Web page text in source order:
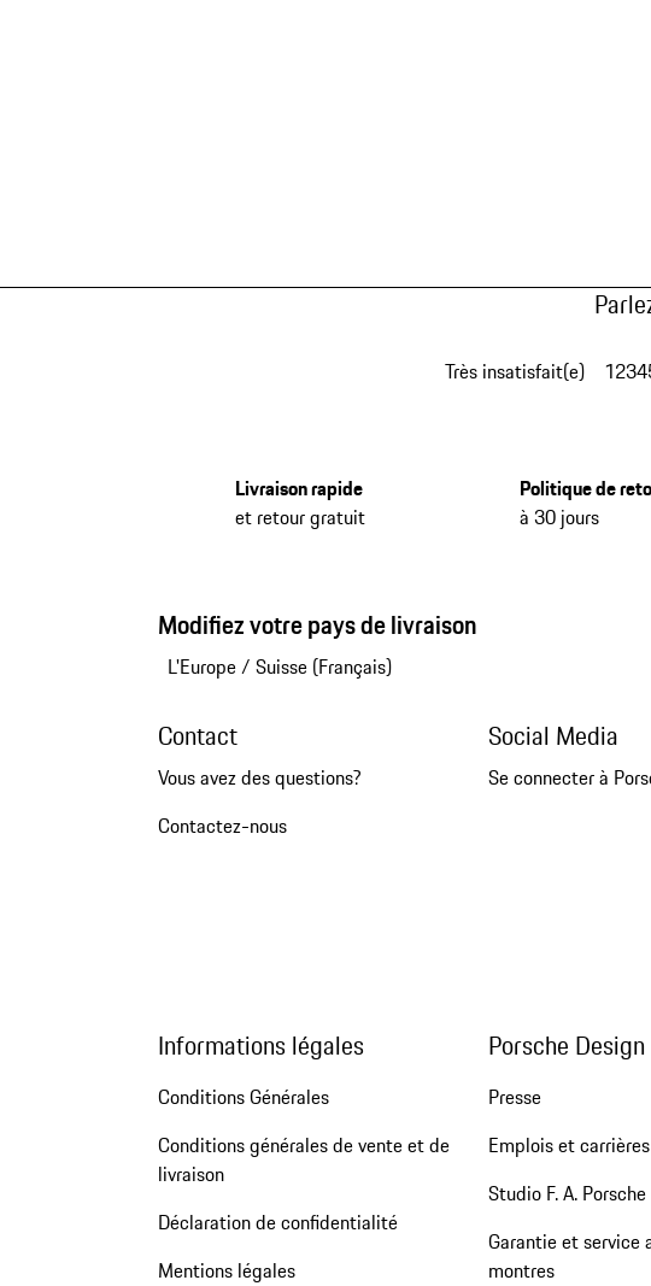
Très insatisfait(e) 1234
Livraison rapide
et retour gratuit
Politique de
à 30 jours
Modifiez votre pays de livraison
L'Europe/ Suisse (Français)
Contact
Vous avez des questions?
Contactez-nous
Social Media
Se connecter à
Informations légales
Conditions Générales
Conditions générales de vente et de
livraison
Déclaration de confidentialité
Mentions légales
Porsche Design
Presse
Emplois et carrières
Studio F. A. Porsche
Garantie et service
montres